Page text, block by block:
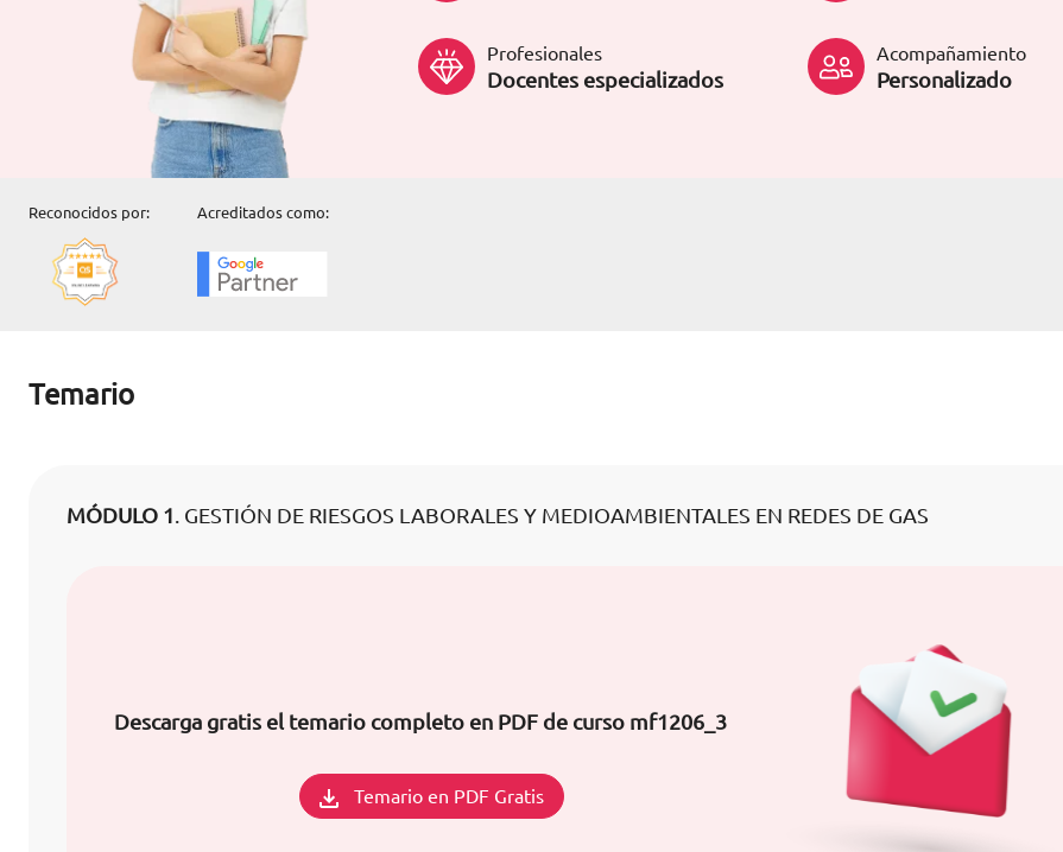
Profesionales
Docentes especializados
Acompañamiento
Personalizado
Reconocidos por: Acreditados como:
Temario
MÓDULO 1. GESTIÓN DE RIESGOS LABORALES Y MEDIOAMBIENTALES EN REDES DE GAS
Descarga gratis el temario completo en PDF de curso mf1206_3
Temario en PDF Gratis